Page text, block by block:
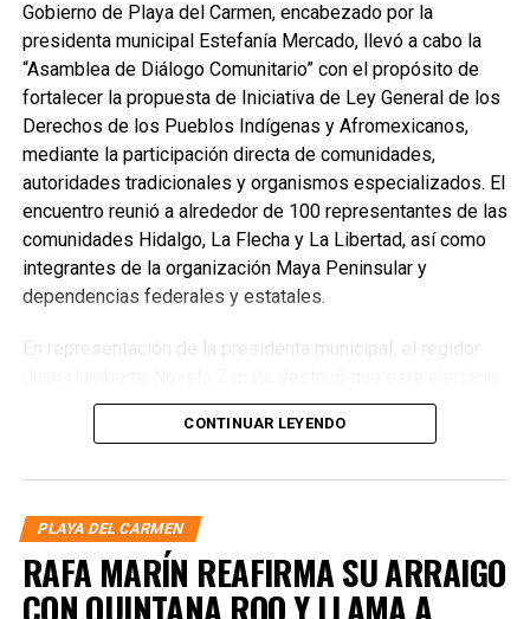
Gobierno de Playa del Carmen, encabezado por la
presidenta municipal Estefanía Mercado, llevó a cabo la
“Asamblea de Diálogo Comunitario” con el propósito de
fortalecer la propuesta de Iniciativa de Ley General de los
Derechos de los Pueblos Indígenas y Afromexicanos,
mediante la participación directa de comunidades,
autoridades tradicionales y organismos especializados. El
encuentro reunió a alrededor de 100 representantes de las
comunidades Hidalgo, La Flecha y La Libertad, así como
integrantes de la organización Maya Peninsular y
dependencias federales y estatales.
En representación de la presidenta municipal, el regidor
permite construir una legislación que responda a las
necesidades reales de los pueblos originarios,
perfeccionamiento de la Ley General derivada del artículo
2 constitucional. Subrayó que avanzar en la regularización
de la tenencia de la tierra y en el reconocimiento pleno de
los derechos indígenas requiere escuchar directamente a
CONTINUAR LEYENDO
PLAYA DEL CARMEN
RAFA MARÍN REAFIRMA SU ARRAIGO
CON QUINTANA ROO Y LLAMA A